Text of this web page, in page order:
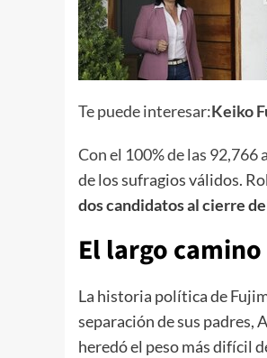
Te puede interesar:Keiko
Con el 100% de las 92,766
de los sufragios válidos.
dos candidatos al cierre
El largo
La historia política de
separación de sus padres,
heredó el peso más difícil